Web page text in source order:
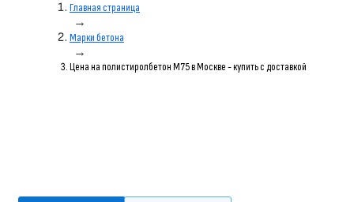
Главная страница
→
Марки бетона
→
Цена на полистиролбетон M75 в Москве - купить с доставкой